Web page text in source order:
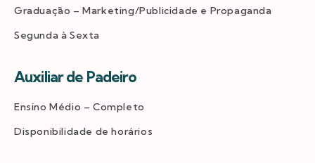
Graduação – Marketing/Publicidade e Propaganda
Segunda à Sexta
Auxiliar de Padeiro
Ensino Médio – Completo
Disponibilidade de horários